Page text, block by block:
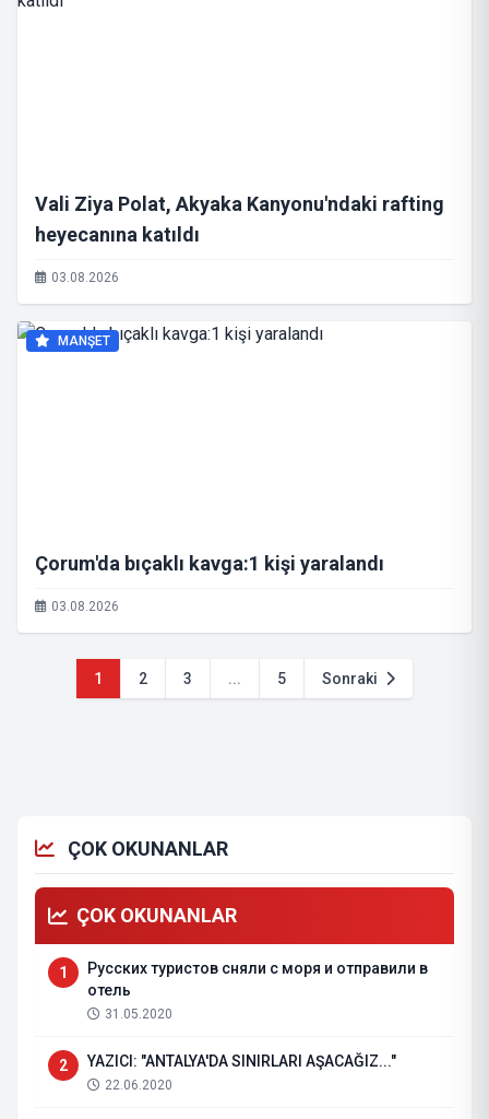
Vali Ziya Polat, Akyaka Kanyonu'ndaki rafting
heyecanına katıldı
03.08.2026
MANŞET
Çorum'da bıçaklı kavga:1 kişi yaralandı
03.08.2026
1 2 3 ... 5 Sonraki
ÇOK OKUNANLAR
ÇOK OKUNANLAR
1
Русских туристов сняли с моря и отправили в
отель
31.05.2020
2 YAZICI: "ANTALYA'DA SINIRLARI AŞACAĞIZ..."
22.06.2020